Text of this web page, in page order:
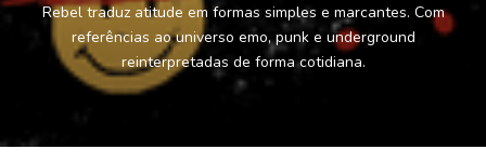
Rebel traduz atitude em formas simples e marcantes. Com
referências ao universo emo, punk e underground
reinterpretadas de forma cotidiana.